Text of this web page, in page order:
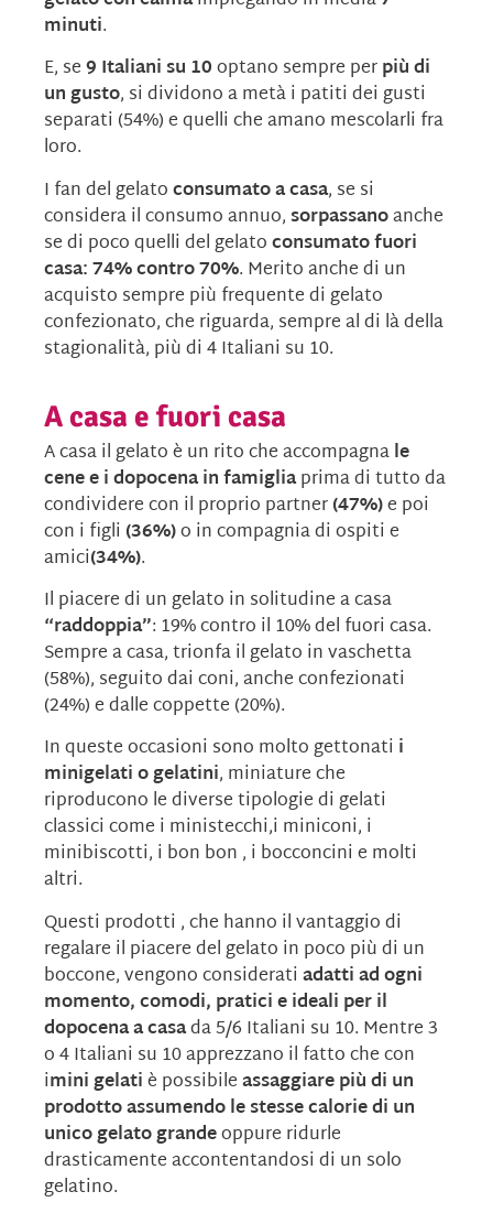
minuti.
E, se9 Italiani su 10optano sempre perpiù di
un gusto, si dividono a metà i patiti dei gusti
separati (54%) e quelli che amano mescolarli fra
loro.
I fan del gelatoconsumato a casa, se si
considera il consumo annuo, sorpassanoanche
se di poco quelli del gelatoconsumato fuori
casa: 74% contro 70%. Merito anche di un
acquisto sempre più frequente di gelato
confezionato, che riguarda, sempre al di là della
stagionalità, più di 4 Italiani su 10.
A casa e fuori casa
A casa il gelato è un rito che accompagnale
cene e i dopocena in famigliaprima di tutto da
condividere con il proprio partner(47%)e poi
con i figli (36%)o in compagnia di ospiti e
amici(34%).
Il piacere di un gelato in solitudine a casa
“raddoppia”: 19% contro il 10% del fuori casa.
Sempre a casa, trionfa il gelato in vaschetta
(58%), seguito dai coni, anche confezionati
(24%) e dalle coppette (20%).
In queste occasioni sono molto gettonati i
minigelati o gelatini, miniature che
riproducono le diverse tipologie di gelati
classici come i ministecchi,i miniconi, i
minibiscotti, i bon bon , i bocconcini e molti
altri.
Questi prodotti , che hanno il vantaggio di
regalare il piacere del gelato in poco più di un
boccone, vengono consideratiadatti ad ogni
momento, comodi, pratici e ideali per il
dopocena a casada 5/6 Italiani su 10. Mentre 3
o 4 Italiani su 10 apprezzano il fatto che con
imini gelatiè possibileassaggiare più di un
prodotto assumendo le stesse calorie di un
unico gelato grandeoppure ridurle
drasticamente accontentandosi di un solo
gelatino.